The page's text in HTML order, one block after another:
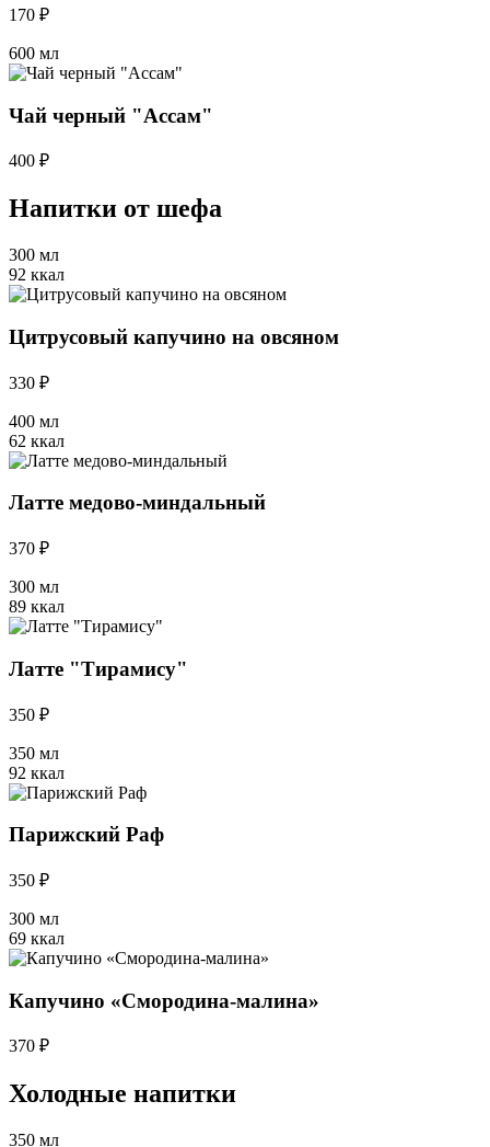
170 ₽
600 мл
Чай черный "Ассам"
400 ₽
Напитки от шефа
300 мл
92 ккал
Цитрусовый капучино на овсяном
330 ₽
400 мл
62 ккал
Латте медово-миндальный
370 ₽
300 мл
89 ккал
Латте "Тирамису"
350 ₽
350 мл
92 ккал
Парижский Раф
350 ₽
300 мл
69 ккал
Капучино «Смородина-малина»
370 ₽
Холодные напитки
350 мл